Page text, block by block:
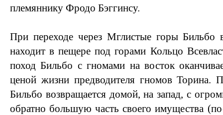
племяннику Фродо Бэггинсу.
При переходе через Мглистые горы Бильбо
находит в пещере под горами Кольцо
поход Бильбо с гномами на восток
ценой жизни предводителя гномов Торина.
Бильбо возвращается домой, на запад, с
обратно большую часть своего имущества